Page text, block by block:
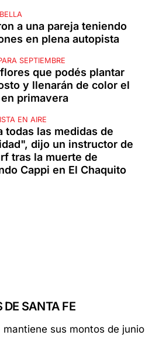
a una pareja teniendo
en plena autopista
SEPTIEMBRE
que podés plantar
y llenarán de color el
primavera
EN AIRE
todas las medidas de
dijo un instructor de
tras la muerte de
Cappi en El Chaquito
SANTA FE